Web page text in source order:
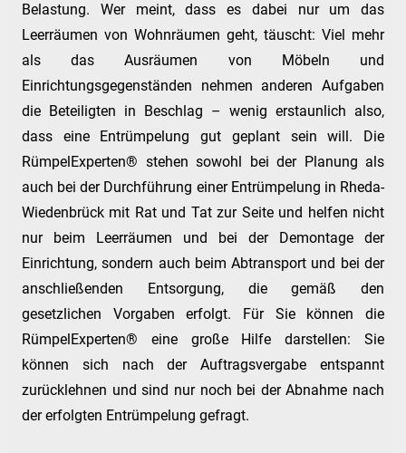
Belastung. Wer meint, dass es dabei nur um das
Leerräumen von Wohnräumen geht, täuscht: Viel mehr
als das Ausräumen von Möbeln und
Einrichtungsgegenständen nehmen anderen Aufgaben
die Beteiligten in Beschlag – wenig erstaunlich also,
dass eine Entrümpelung gut geplant sein will. Die
RümpelExperten® stehen sowohl bei der Planung als
auch bei der Durchführung einer Entrümpelung in Rheda-
Wiedenbrück mit Rat und Tat zur Seite und helfen nicht
nur beim Leerräumen und bei der Demontage der
Einrichtung, sondern auch beim Abtransport und bei der
anschließenden Entsorgung, die gemäß den
gesetzlichen Vorgaben erfolgt. Für Sie können die
RümpelExperten® eine große Hilfe darstellen: Sie
können sich nach der Auftragsvergabe entspannt
zurücklehnen und sind nur noch bei der Abnahme nach
der erfolgten Entrümpelung gefragt.